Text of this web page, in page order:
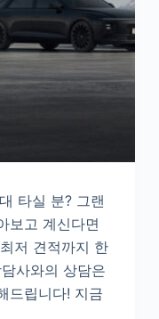
타실 분? 그랜
보고 계신다면
저 견적까지 한
사와의 상담은
드립니다! 지금